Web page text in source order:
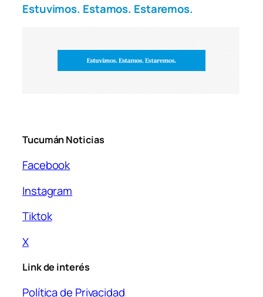
Estuvimos. Estamos. Estaremos.
Tucumán Noticias
Facebook
Instagram
Tiktok
X
Link de interés
Política de Privacidad